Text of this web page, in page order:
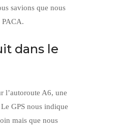
savions que nous
PACA.
dans le
l’autoroute A6, une
GPS nous indique
mais que nous